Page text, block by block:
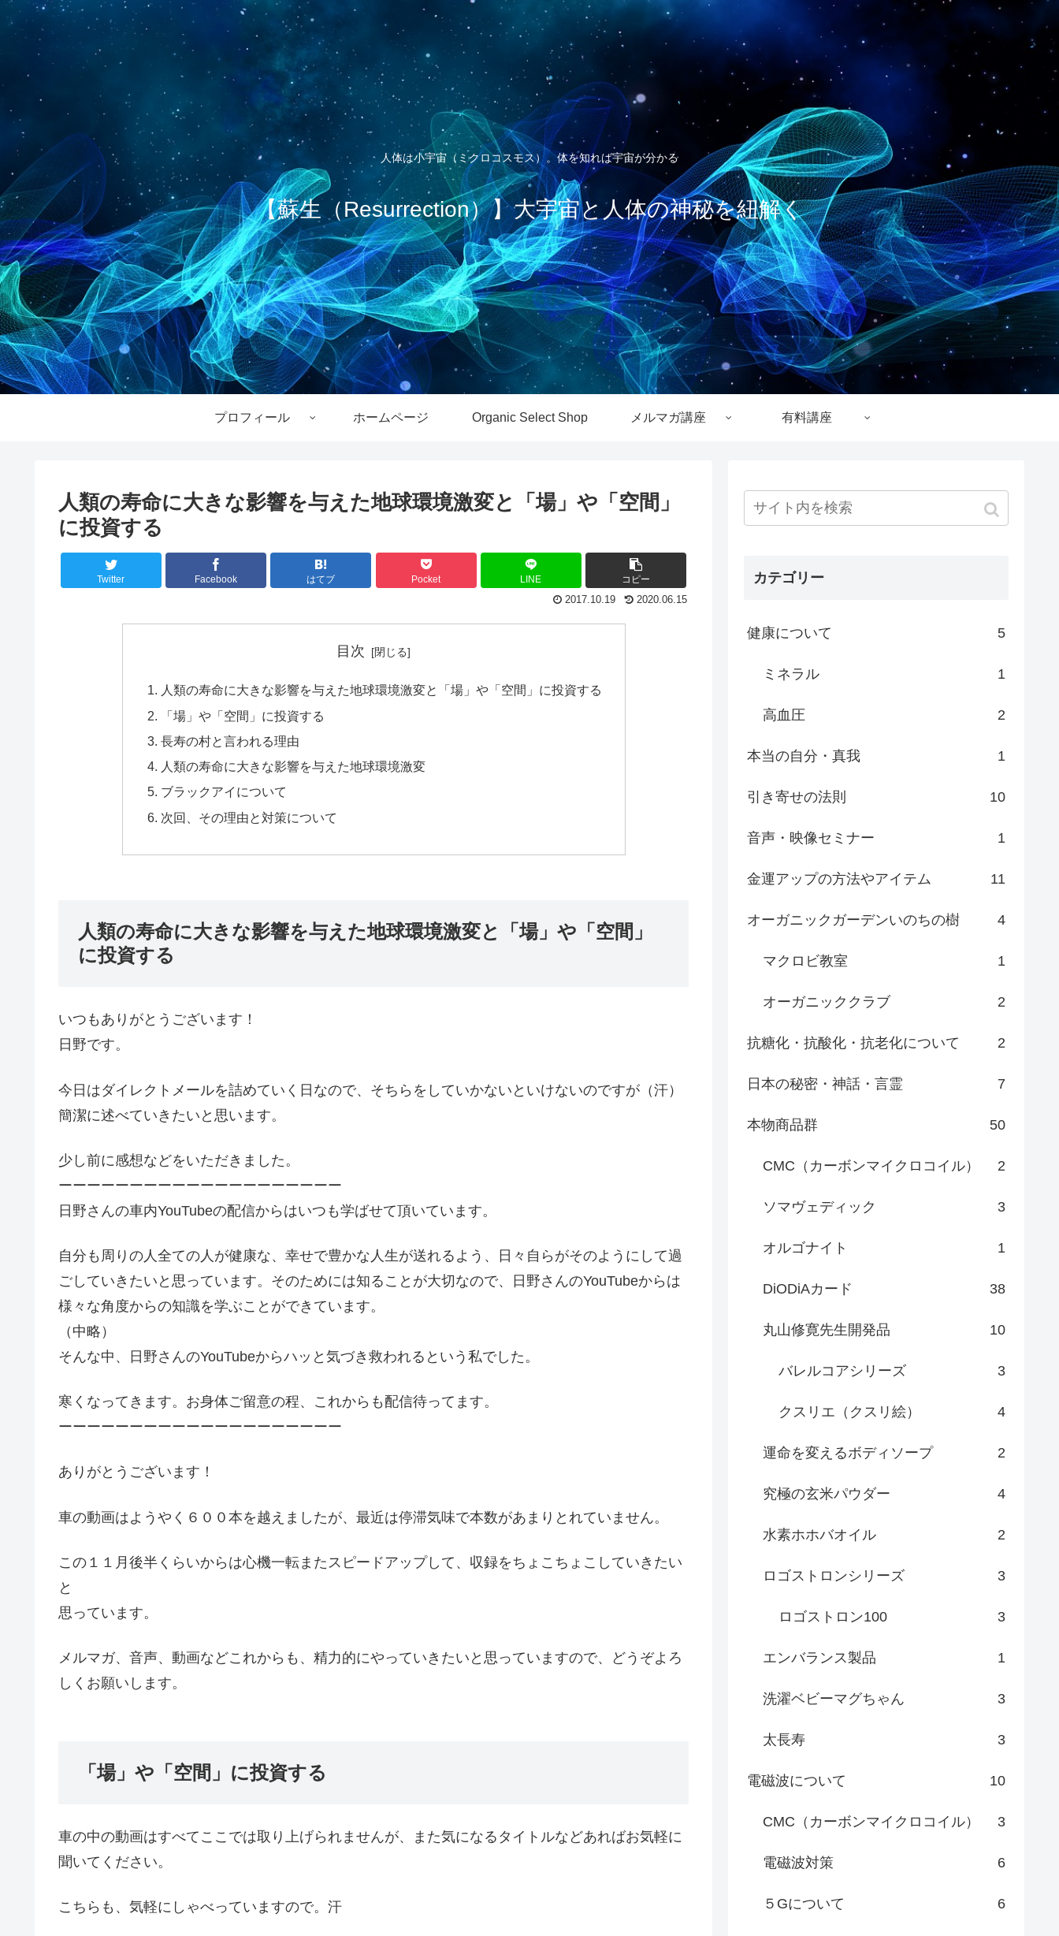
人体は小宇宙（ミクロコスモス）。体を知れば宇宙が分かる
【蘇生（Resurrection）】大宇宙と人体の神秘を紐解く
プロフィール ホームページ Organic Select Shop メルマガ講座 有料講座
人類の寿命に大きな影響を与えた地球環境激変と「場」や「空間」
に投資する
Twitter Facebook はてブ Pocket LINE
コピー
2020.06.15
2017.10.19
目次
人類の寿命に大きな影響を与えた地球環境激変と「場」や「空間」に投資する
「場」や「空間」に投資する
長寿の村と言われる理由
人類の寿命に大きな影響を与えた地球環境激変
ブラックアイについて
次回、その理由と対策について
人類の寿命に大きな影響を与えた地球環境激変と「場」や「空間」
に投資する
いつもありがとうございます！
日野です。
今日はダイレクトメールを詰めていく日なので、そちらをしていかないといけないのですが（汗）
簡潔に述べていきたいと思います。
少し前に感想などをいただきました。
ーーーーーーーーーーーーーーーーーーーー
日野さんの車内YouTubeの配信からはいつも学ばせて頂いています。
自分も周りの人全ての人が健康な、幸せで豊かな人生が送れるよう、日々自らがそのようにして過
ごしていきたいと思っています。そのためには知ることが大切なので、日野さんのYouTubeからは
様々な角度からの知識を学ぶことができています。
（中略）
そんな中、日野さんのYouTubeからハッと気づき救われるという私でした。
寒くなってきます。お身体ご留意の程、これからも配信待ってます。
ーーーーーーーーーーーーーーーーーーーー
ありがとうございます！
車の動画はようやく６００本を越えましたが、最近は停滞気味で本数があまりとれていません。
この１１月後半くらいからは心機一転またスピードアップして、収録をちょこちょこしていきたい
と
思っています。
メルマガ、音声、動画などこれからも、精力的にやっていきたいと思っていますので、どうぞよろ
しくお願いします。
「場」や「空間」に投資する
車の中の動画はすべてここでは取り上げられませんが、また気になるタイトルなどあればお気軽に
聞いてください。
こちらも、気軽にしゃべっていますので。汗
カテゴリー
健康について 5
ミネラル 1
高血圧 2
本当の自分・真我 1
引き寄せの法則 10
音声・映像セミナー 1
金運アップの方法やアイテム 11
オーガニックガーデンいのちの樹 4
マクロビ教室 1
オーガニッククラブ 2
抗糖化・抗酸化・抗老化について 2
日本の秘密・神話・言霊 7
本物商品群 50
CMC（カーボンマイクロコイル） 2
ソマヴェディック 3
オルゴナイト 1
DiODiAカード 38
丸山修寛先生開発品 10
バレルコアシリーズ 3
クスリエ（クスリ絵） 4
運命を変えるボディソープ 2
究極の玄米パウダー 4
水素ホホバオイル 2
ロゴストロンシリーズ 3
ロゴストロン100 3
エンバランス製品 1
洗濯ベビーマグちゃん 3
太長寿 3
電磁波について 10
CMC（カーボンマイクロコイル） 3
電磁波対策 6
５Gについて 6